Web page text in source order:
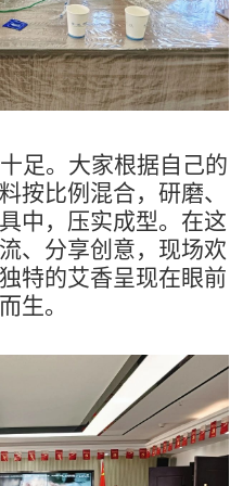
足。大家根据自己的
按比例混合，研磨、
中，压实成型。在这
、分享创意，现场欢
特的艾香呈现在眼前
生。